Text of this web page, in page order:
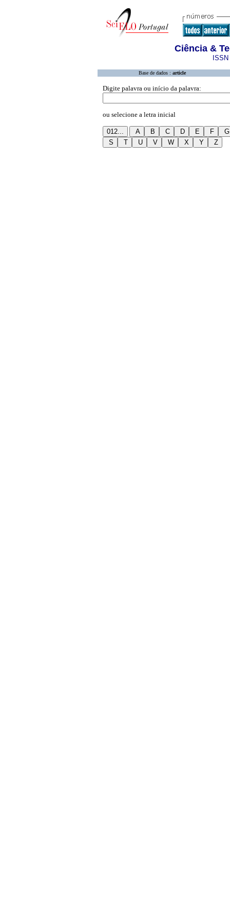
Ciência &
Base de dados : article
Digite palavra ou início da palavra:
ou selecione a letra inicial